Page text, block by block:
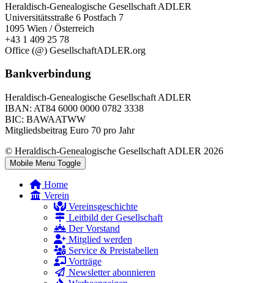
Heraldisch-Genealogische Gesellschaft ADLER
Universitätsstraße 6 Postfach 7
1095 Wien / Österreich
+43 1 409 25 78
Office (@) GesellschaftADLER.org
Bankverbindung
Heraldisch-Genealogische Gesellschaft ADLER
IBAN: AT84 6000 0000 0782 3338
BIC: BAWAATWW
Mitgliedsbeitrag Euro 70 pro Jahr
© Heraldisch-Genealogische Gesellschaft ADLER 2026
Mobile Menu Toggle
Home
Verein
Vereinsgeschichte
Leitbild der Gesellschaft
Der Vorstand
Mitglied werden
Service & Preistabellen
Vorträge
Newsletter abonnieren